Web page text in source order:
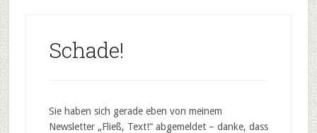
Schade!
Sie haben sich gerade eben von meinem
Newsletter „Fließ, Text!“ abgemeldet – danke, dass